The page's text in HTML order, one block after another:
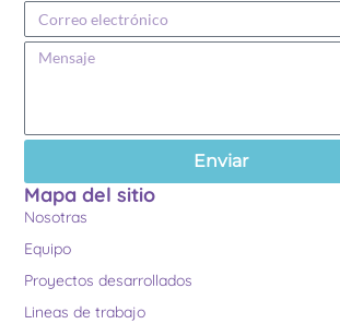
Enviar
Mapa del sitio
Nosotras
Equipo
Proyectos desarrollados
Lineas de trabajo